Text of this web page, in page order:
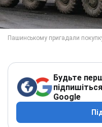
Будьте
Google